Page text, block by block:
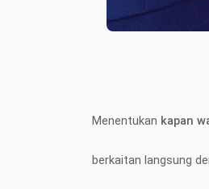
Menentukan kapan
berkaitan langsung